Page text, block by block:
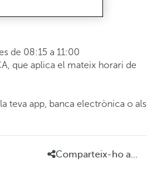
de 08:15 a 11:00
que aplica el mateix horari de
teva app, banca electrònica o als
Comparteix-ho a...